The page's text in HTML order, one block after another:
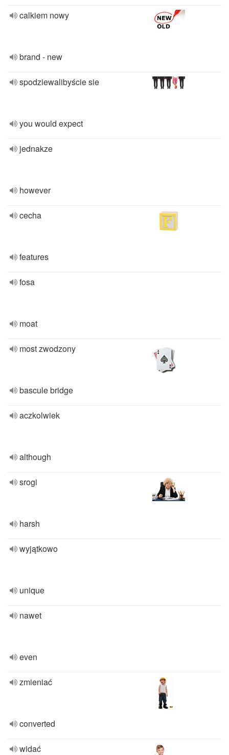
calkiem nowy
brand - new
spodziewalibyście sie
you would expect
jednakze
however
cecha
features
fosa
moat
most zwodzony
bascule bridge
aczkolwiek
although
srogi
harsh
wyjątkowo
unique
nawet
even
zmieniać
converted
widać